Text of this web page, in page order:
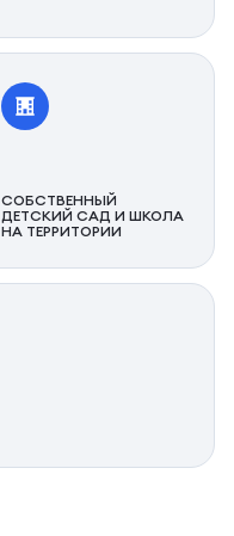
СОБСТВЕННЫЙ
ДЕТСКИЙ САД И ШКОЛА
НА ТЕРРИТОРИИ